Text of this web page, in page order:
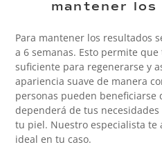
mantener los
Para mantener los resultados
a 6 semanas. Esto permite
suficiente para regenerarse y
apariencia suave de manera
personas pueden beneficiarse
dependerá de tus
tu piel. Nuestro especialista te
ideal en tu caso.